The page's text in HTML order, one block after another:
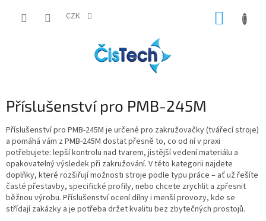
CZK
Příslušenství pro PMB-245M
Příslušenství pro PMB-245M je určené pro zakružovačky (tvářecí stroje)
a pomáhá vám z PMB-245M dostat přesně to, co od ní v praxi
potřebujete: lepší kontrolu nad tvarem, jistější vedení materiálu a
opakovatelný výsledek při zakružování. V této kategorii najdete
doplňky, které rozšiřují možnosti stroje podle typu práce – ať už řešíte
časté přestavby, specifické profily, nebo chcete zrychlit a zpřesnit
běžnou výrobu. Příslušenství ocení dílny i menší provozy, kde se
střídají zakázky a je potřeba držet kvalitu bez zbytečných prostojů.